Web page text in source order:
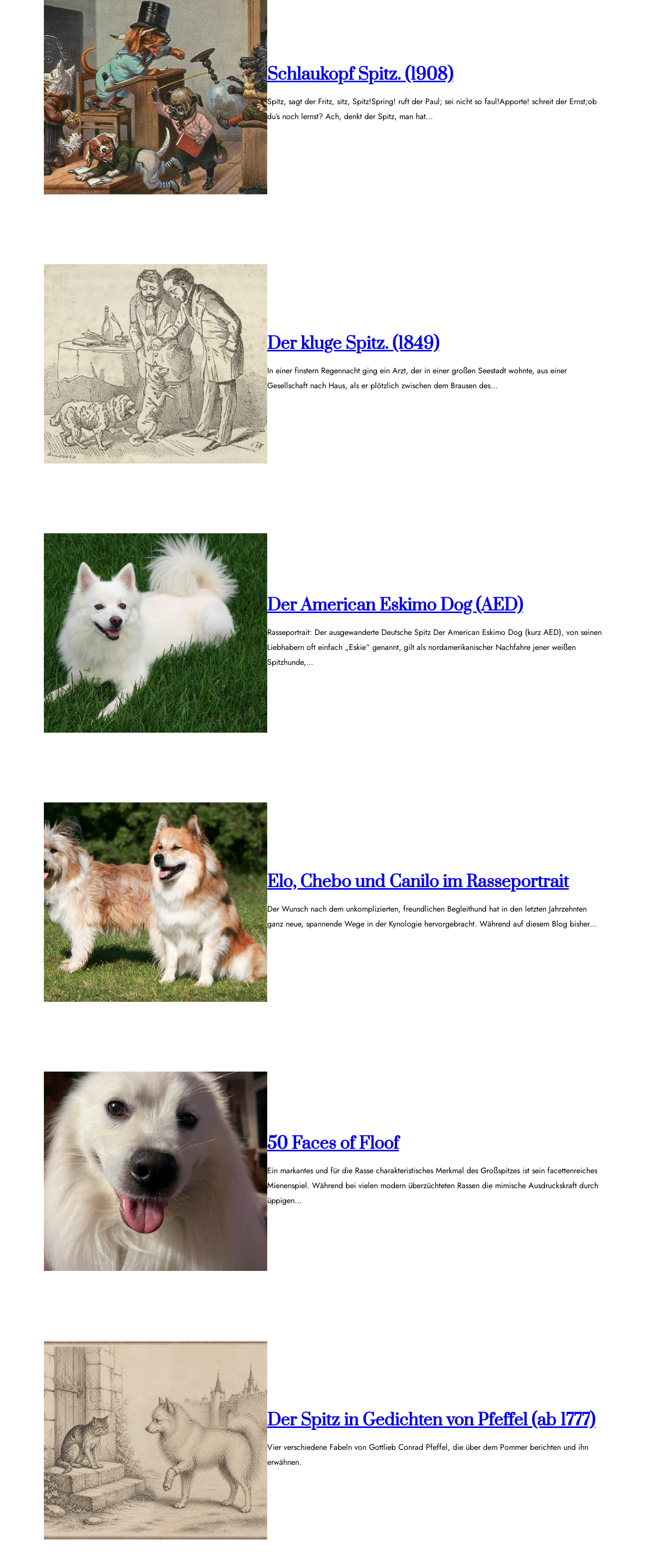
Schlaukopf Spitz. (1908)
Spitz, sagt der Fritz, sitz, Spitz!Spring! ruft der Paul; sei nicht so faul!Apporte! schreit der Ernst;ob
du’s noch lernst? Ach, denkt der Spitz, man hat…
Der kluge Spitz. (1849)
In einer finstern Regennacht ging ein Arzt, der in einer großen Seestadt wohnte, aus einer
Gesellschaft nach Haus, als er plötzlich zwischen dem Brausen des…
Der American Eskimo Dog (AED)
Rasseportrait: Der ausgewanderte Deutsche Spitz Der American Eskimo Dog (kurz AED), von seinen
Liebhabern oft einfach „Eskie“ genannt, gilt als nordamerikanischer Nachfahre jener weißen
Spitzhunde,…
Elo, Chebo und Canilo im Rasseportrait
Der Wunsch nach dem unkomplizierten, freundlichen Begleithund hat in den letzten Jahrzehnten
ganz neue, spannende Wege in der Kynologie hervorgebracht. Während auf diesem Blog bisher…
50 Faces of Floof
Ein markantes und für die Rasse charakteristisches Merkmal des Großspitzes ist sein facettenreiches
Mienenspiel. Während bei vielen modern überzüchteten Rassen die mimische Ausdruckskraft durch
üppigen…
Der Spitz in Gedichten von Pfeffel (ab 1777)
Vier verschiedene Fabeln von Gottlieb Conrad Pfeffel, die über dem Pommer berichten und ihn
erwähnen.